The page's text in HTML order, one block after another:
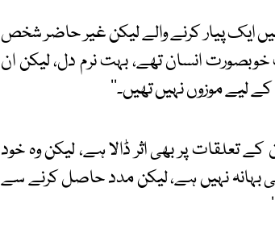
ایک پیار کرنے والے لیکن غیر حاضر شخص
خوبصورت انسان تھے، بہت نرم دل، لیکن ان
موزوں نہیں تھیں۔‘‘
تعلقات پر بھی اثر ڈالا ہے، لیکن وہ خود
بہانہ نہیں ہے، لیکن مدد حاصل کرنے سے